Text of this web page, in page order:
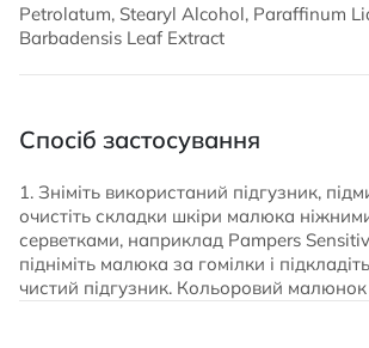
Petrolatum, Stearyl Alcohol, Paraffinum
Barbadensis Leaf Extract
Спосіб застосування
1. Зніміть використаний підгузник,
очистіть складки шкіри малюка
серветками, наприклад Pampers
підніміть малюка за гомілки і
чистий підгузник. Кольоровий